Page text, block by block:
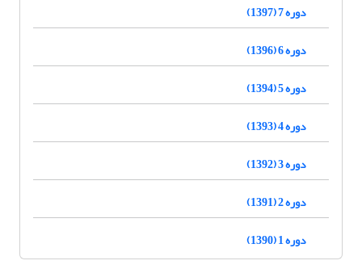
دوره 7 (1397)
دوره 6 (1396)
دوره 5 (1394)
دوره 4 (1393)
دوره 3 (1392)
دوره 2 (1391)
دوره 1 (1390)